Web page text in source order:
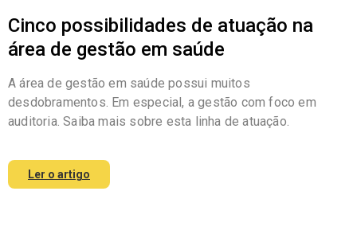
Cinco possibilidades de atuação na
área de gestão em saúde
A área de gestão em saúde possui muitos
desdobramentos. Em especial, a gestão com foco em
auditoria. Saiba mais sobre esta linha de atuação.
Ler o artigo